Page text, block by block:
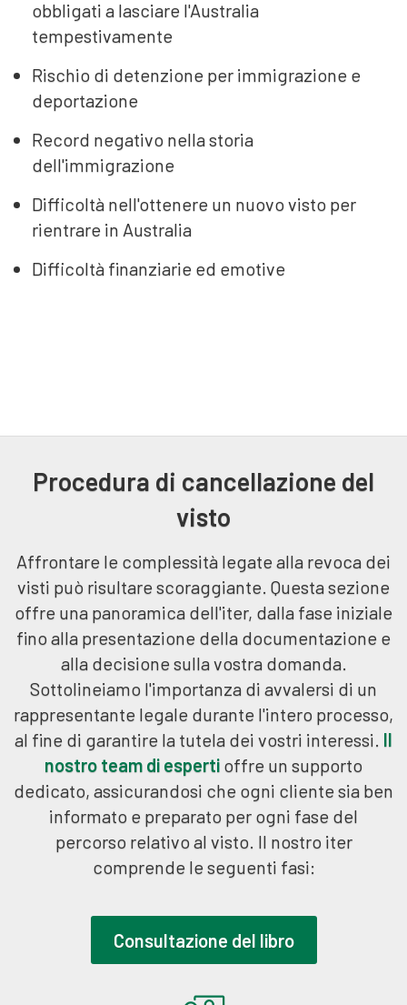
obbligati a lasciare l'Australia
tempestivamente
Rischio di detenzione per immigrazione e
deportazione
Record negativo nella storia
dell'immigrazione
Difficoltà nell'ottenere un nuovo visto per
rientrare in Australia
Difficoltà finanziarie ed emotive
Procedura di cancellazione del
visto
Affrontare le complessità legate alla revoca dei
visti può risultare scoraggiante. Questa sezione
offre una panoramica dell'iter, dalla fase iniziale
fino alla presentazione della documentazione e
alla decisione sulla vostra domanda.
Sottolineiamo l'importanza di avvalersi di un
rappresentante legale durante l'intero processo,
al fine di garantire la tutela dei vostri interessi. Il
nostro team di esperti offre un supporto
dedicato, assicurandosi che ogni cliente sia ben
informato e preparato per ogni fase del
percorso relativo al visto. Il nostro iter
comprende le seguenti fasi:
Consultazione del libro